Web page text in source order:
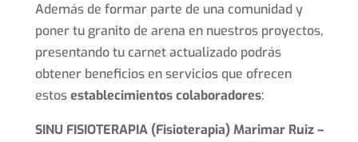
Además de formar parte de una comunidad y
poner tu granito de arena en nuestros proyectos,
presentando tu carnet actualizado podrás
obtener beneficios en servicios que ofrecen
estosestablecimientos colaboradores:
SINU FISIOTERAPIA (Fisioterapia) Marimar Ruiz –